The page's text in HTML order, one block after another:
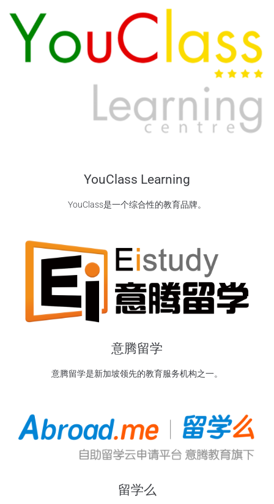
YouClass Learning
YouClass是一个综合性的教育品牌。
意腾留学
意腾留学是新加坡领先的教育服务机构之一。
留学么